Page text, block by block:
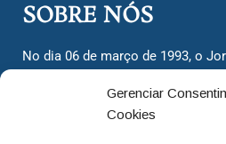
Gerenciar
Cookies
SOBRE NÓS
No dia 06 de março de 1993, o
cidadãos valinhenses, já que
dois jornais. Há mais de 30 anos,